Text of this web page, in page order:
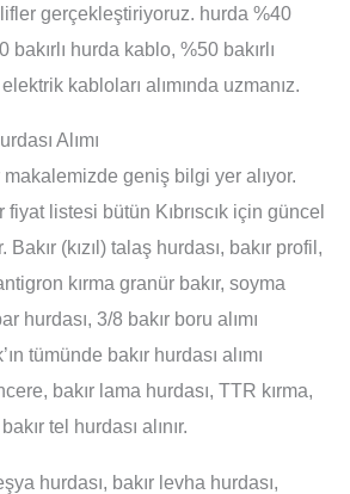
gerçekleştiriyoruz. hurda %40
bakırlı hurda kablo, %50 bakırlı
kabloları alımında uzmanız.
Alımı
makalemizde geniş bilgi yer alıyor.
fiyat listesi bütün Kıbrıscık için güncel
(kızıl) talaş hurdası, bakır profil,
kırma granür bakır, soyma
hurdası, 3/8 bakır boru alımı
tümünde bakır hurdası alımı
bakır lama hurdası, TTR kırma,
tel hurdası alınır.
hurdası, bakır levha hurdası,